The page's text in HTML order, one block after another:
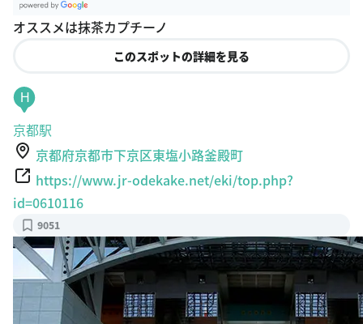
oogle Plac
オススメは抹茶カプチーノ
このスポットの詳細を見る
H
京都駅
京都府京都市下京区東塩小路釜殿町
https://www.jr-odekake.net/eki/top.php?
id=0610116
9051